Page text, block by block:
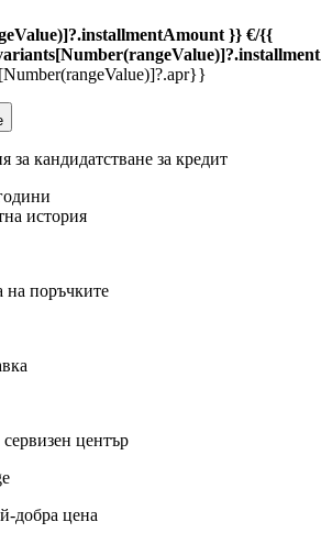
}} €/{{
за кандидатстване за кредит
история
на поръчките
център
добра цена